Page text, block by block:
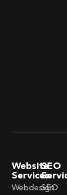
Website
Services
Webdesign
SEO
SEO